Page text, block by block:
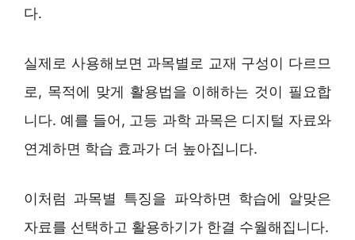
다.
실제로 사용해보면 과목별로 교재 구성이 다르므
로, 목적에 맞게 활용법을 이해하는 것이 필요합
니다. 예를 들어, 고등 과학 과목은 디지털 자료와
연계하면 학습 효과가 더 높아집니다.
이처럼 과목별 특징을 파악하면 학습에 알맞은
자료를 선택하고 활용하기가 한결 수월해집니다.